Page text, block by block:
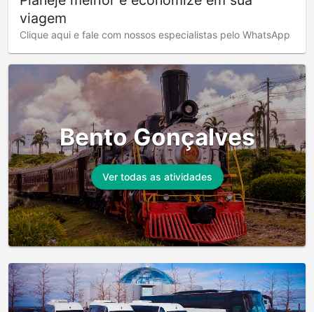
viagem
Clique aqui e fale com nossos especialistas pelo WhatsApp
Bento Gonçalves
Ver todas as atividades